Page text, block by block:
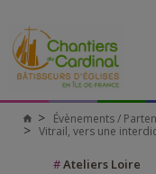
Chantiers
du
Évènements /
Vitrail, vers une
#Ateliers Loire